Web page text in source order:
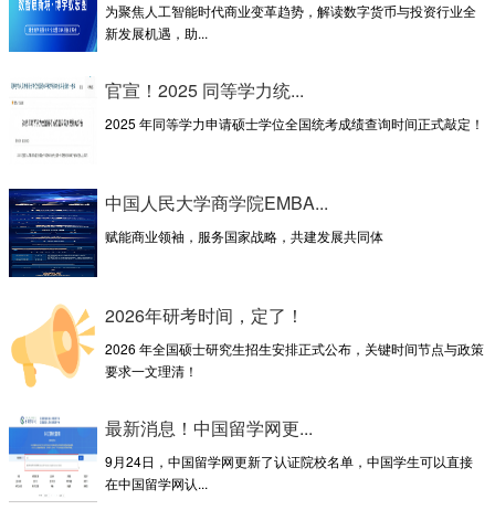
为聚焦人工智能时代商业变革趋势，解读数字货币与投资行业全
新发展机遇，助...
官宣！2025 同等学力统...
2025 年同等学力申请硕士学位全国统考成绩查询时间正式敲定！
中国人民大学商学院EMBA...
赋能商业领袖，服务国家战略，共建发展共同体
2026年研考时间，定了！
2026 年全国硕士研究生招生安排正式公布，关键时间节点与政策
要求一文理清！
最新消息！中国留学网更...
9月24日，中国留学网更新了认证院校名单，中国学生可以直接
在中国留学网认...